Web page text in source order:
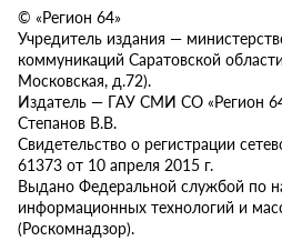
© «Регион 64»
Учредитель издания —
коммуникаций Саратовской
Московская, д.72).
Издатель — ГАУ СМИ СО «Регион
Степанов В.В.
Свидетельство о регистрации
61373 от 10 апреля 2015 г.
Выдано Федеральной службой по
информационных технологий и
(Роскомнадзор).